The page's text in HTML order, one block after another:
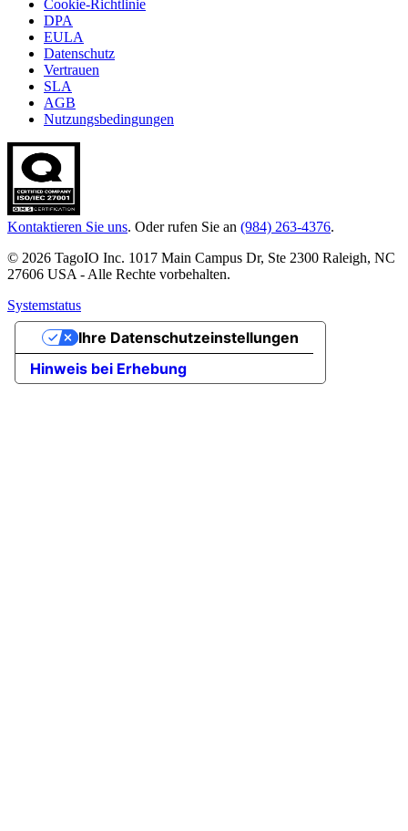
Cookie-Richtlinie
DPA
EULA
Datenschutz
Vertrauen
SLA
AGB
Nutzungsbedingungen
Kontaktieren Sie uns. Oder rufen Sie an (984) 263-4376.
© 2026 TagoIO Inc. 1017 Main Campus Dr, Ste 2300 Raleigh, NC
27606 USA - Alle Rechte vorbehalten.
Systemstatus
Hinweis bei Erhebung
Ihre Datenschutzeinstellungen